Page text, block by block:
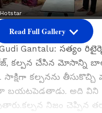
గంటలు..
Gantalu: సత్యం
కల్పన చేసిన మోసాన్ని
కల్పనను తీసుకొచ్చి
బయటపెడతాడు. అది
నిజం చెప్పిన
Read Full Gallery